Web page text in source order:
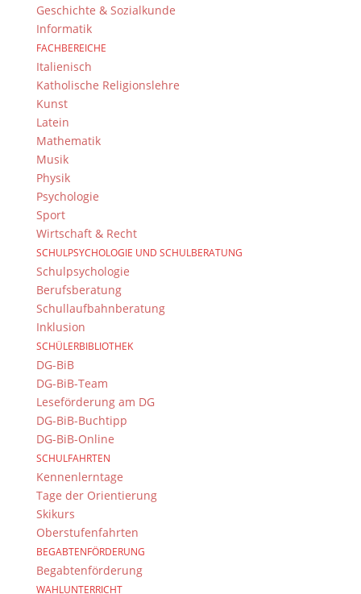
Geschichte & Sozialkunde
Informatik
FACHBEREICHE
Italienisch
Katholische Religionslehre
Kunst
Latein
Mathematik
Musik
Physik
Psychologie
Sport
Wirtschaft & Recht
SCHULPSYCHOLOGIE UND SCHULBERATUNG
Schulpsychologie
Berufsberatung
Schullaufbahnberatung
Inklusion
SCHÜLERBIBLIOTHEK
DG-BiB
DG-BiB-Team
Leseförderung am DG
DG-BiB-Buchtipp
DG-BiB-Online
SCHULFAHRTEN
Kennenlerntage
Tage der Orientierung
Skikurs
Oberstufenfahrten
BEGABTENFÖRDERUNG
Begabtenförderung
WAHLUNTERRICHT
Immer Aktuell
Bleiben Sie immer auf dem neusten Stand und
folgen Sie uns auf Twitter
Folgen Sie dem
Kontakt Webteam
Kontaktieren Sie das Webteam
© 2015-2017 Dientzenhofer-Gymnasium Bamberg -
Von Hand erstellt. Mit viel